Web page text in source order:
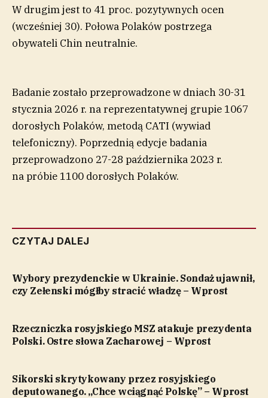
W drugim jest to 41 proc. pozytywnych ocen
(wcześniej 30). Połowa Polaków postrzega
obywateli Chin neutralnie.
Badanie zostało przeprowadzone w dniach 30-31
stycznia 2026 r. na reprezentatywnej grupie 1067
dorosłych Polaków, metodą CATI (wywiad
telefoniczny). Poprzednią edycje badania
przeprowadzono 27-28 października 2023 r.
na próbie 1100 dorosłych Polaków.
CZYTAJ DALEJ
Wybory prezydenckie w Ukrainie. Sondaż ujawnił,
czy Zełenski mógłby stracić władzę – Wprost
Rzeczniczka rosyjskiego MSZ atakuje prezydenta
Polski. Ostre słowa Zacharowej – Wprost
Sikorski skrytykowany przez rosyjskiego
deputowanego. „Chce wciągnąć Polskę” – Wprost